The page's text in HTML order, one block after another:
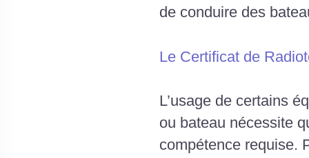
de conduire des
Le Certificat de
L’usage de certains
ou bateau nécessite
compétence requise.